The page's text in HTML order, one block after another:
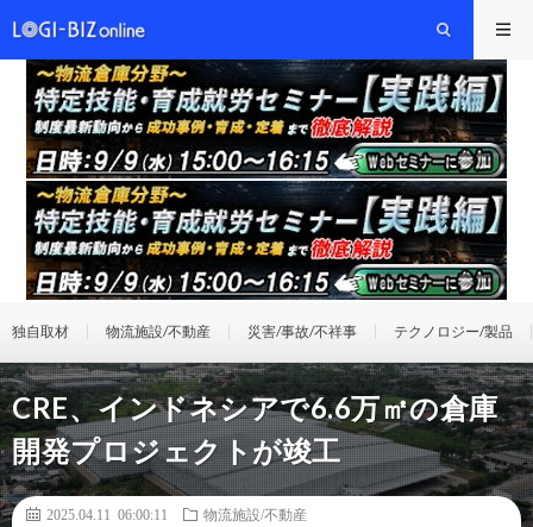
独自取材 物流施設/不動産 災害/事故/不祥事 テクノロジー/製品
CRE、インドネシアで6.6万㎡の倉庫
開発プロジェクトが竣工
2025.04.11 06:00:11
物流施設/不動産